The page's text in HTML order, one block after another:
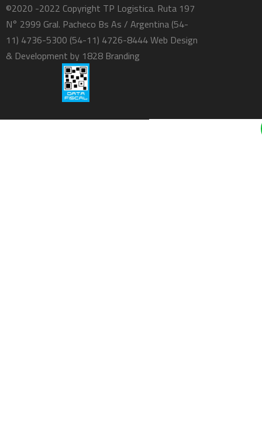
©2020 -2022 Copyright TP Logistica. Ruta 197
N° 2999 Gral. Pacheco Bs As / Argentina (54-
11) 4736-5300 (54-11) 4726-8444 Web Design
& Development by 1828 Branding